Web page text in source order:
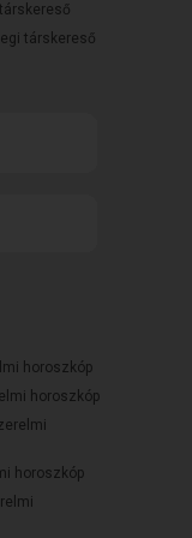
társkereső
horoszkóp
horoszkóp
horoszkóp